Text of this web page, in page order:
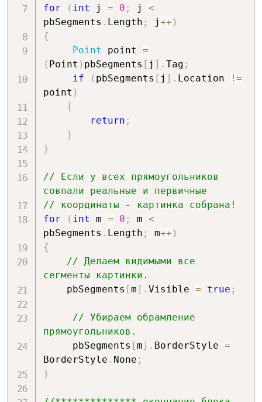
for
( int j = 0 ; j <
pbSegments . Length ; j++ )
{
Point point =
( Point ) pbSegments [ j ] . Tag ;
if
( pbSegments [ j ] . Location
!=
point )
{
return ;
}
}
// Если у всех прямоугольников
совпали реальные и первичные
// координаты - картинка собрана!
for
( int m = 0 ; m <
pbSegments . Length ; m++ )
{
// Делаем видимыми все
сегменты картинки.
    pbSegments
[m] . Visible = true ;
// Убираем обрамление
прямоугольников.
     pbSegments
[m] . BorderStyle =
BorderStyle . None ;
}